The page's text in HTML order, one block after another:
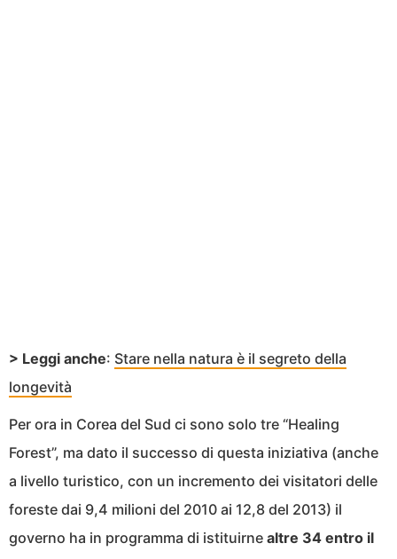
> Leggi anche: Stare nella natura è il segreto della
longevità
Per ora in Corea del Sud ci sono solo tre “Healing
Forest”, ma dato il successo di questa iniziativa (anche
a livello turistico, con un incremento dei visitatori delle
foreste dai 9,4 milioni del 2010 ai 12,8 del 2013) il
governo ha in programma di istituirne altre 34 entro il